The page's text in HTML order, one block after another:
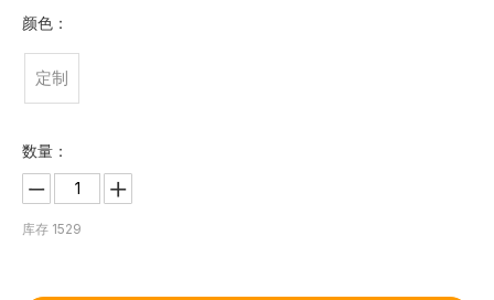
颜色：
定制
数量：
库存 1529